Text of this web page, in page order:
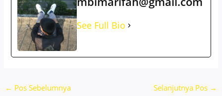
See Full Bio
← Pos Sebelumnya Selanjutnya Pos →